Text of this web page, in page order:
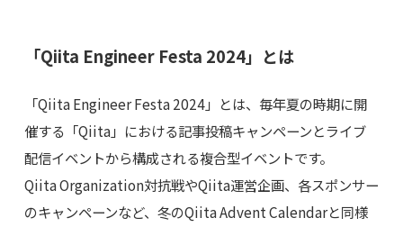
「Qiita Engineer Festa 2024」とは
「Qiita Engineer Festa 2024」とは、毎年夏の時期に開
催する「Qiita」における記事投稿キャンペーンとライブ
配信イベントから構成される複合型イベントです。
Qiita Organization対抗戦やQiita運営企画、各スポンサー
のキャンペーンなど、冬のQiita Advent Calendarと同様